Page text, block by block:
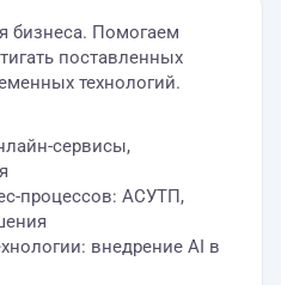
Помогаем
поставленных
технологий.
сервисы,
процессов: АСУТП,
внедрение AI в